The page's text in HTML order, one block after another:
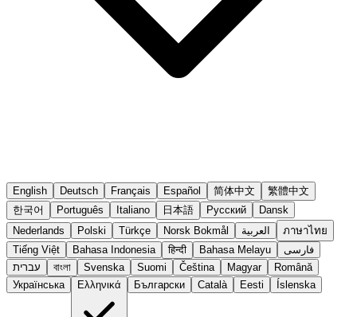
English Deutsch Français Español 简体中文
繁體中文
한국어
Português Italiano 日本語 Русский
Dansk
Nederlands
Polski Türkçe Norsk Bokmål العربية
ภาษาไทย
Tiếng Việt
Bahasa Indonesia हिन्दी Bahasa Melayu
فارسی
עברית
বাংলা Svenska Suomi Čeština Magyar
Română
Українська
Ελληνικά Български Català Eesti Íslenska